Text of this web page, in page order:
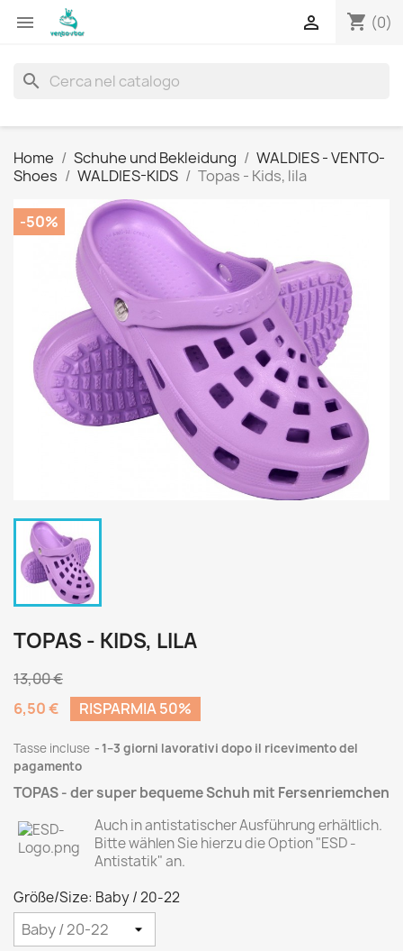
 shopping_cart (0)

search
Home Schuhe und Bekleidung
WALDIES - VENTO-
Shoes
WALDIES-KIDS Topas - Kids, lila
-50%
TOPAS - KIDS, LILA
13,00 €
6,50 €
RISPARMIA 50%
Tasse incluse
1–3 giorni lavorativi dopo il ricevimento del
pagamento
TOPAS - der super bequeme Schuh mit Fersenriemchen
Auch in antistatischer Ausführung erhältlich.
Bitte wählen Sie hierzu die Option "ESD -
Antistatik" an.
Größe/Size: Baby / 20-22